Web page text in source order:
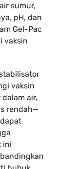
sumur,
pH, dan
Gel-Pac
vaksin
vaksin
air,
rendah—
ini